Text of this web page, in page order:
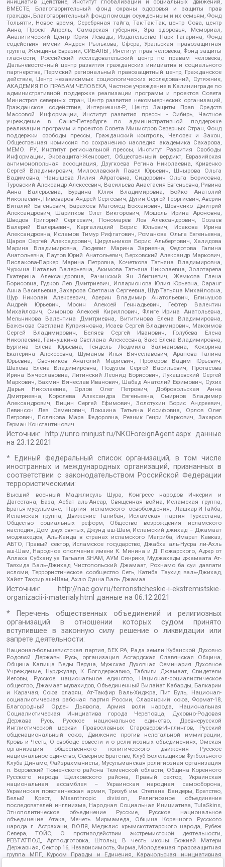
ВМЕСТЕ, Благотворительный фонд охраны здоровья и защиты прав
граждан, Благотворительный фонд помощи осужденным и их семьям, Фонд
Тольятти, Новое время, Серебряная тайга, Так-Так-Так, центр Сова, центр
Анна, Проект Апрель, Самарская губерния, Эра здоровья, Мемориал,
Аналитический Центр Юрия Левады, Издательство Парк Гагарина, Фонд
содействия имени Андрея Рылькова, Сфера, Уральская правозащитная
группа, Женщины Евразии, СИБАЛЬТ, Институт прав человека, Фонд защиты
гласности, Российский исследовательский центр по правам человека,
Дальневосточный центр развития гражданских инициатив и социального
партнерства, Пермский региональный правозащитный центр, Гражданское
действие, Центр независимых социологических исследований, Сутяжник,
АКАДЕМИЯ ПО ПРАВАМ ЧЕЛОВЕКА, Частное учреждение в Калининграде по
административной поддержке реализации программ и проектов Совета
Министров северных стран, Центр развития некоммерческих организаций,
Гражданское содействие, Интернешнл-Р, Центр Защиты Прав Средств
Массовой Информации, Институт развития прессы - Сибирь, Частное
учреждение в Санкт-Петербурге по административной поддержке
реализации программ и проектов Совета Министров Северных Стран, Фонд
поддержки свободы прессы, Гражданский контроль, Человек и Закон,
Общественная комиссия по сохранению наследия академика Сахарова,
МЕМО. РУ, Институт региональной прессы, Институт Развития Свободы
Информации, Экозащита!-Женсовет, Общественный вердикт, Евразийская
антимонопольная ассоциация, Дзугкоева Регина Николаевна, Кривенко
Сергей Владимирович, Милославский Павел Юрьевич, Шнырова Ольга
Вадимовна, Чанышева Лилия Айратовна, Сидорович Ольга Борисовна,
Туровский Александр Алексеевич, Васильева Анастасия Евгеньевна, Ривина
Анна Валерьевна, Бурдина Юлия Владимировна, Бойко Анатолий
Николаевич, Пивоваров Андрей Сергеевич, Дугин Сергей Георгиевич, Аверин
Виталий Евгеньевич, Барахоев Магомед Бекханович, Шевченко Дмитрий
Александрович, Шарипков Олег Викторович, Мошель Ирина Ароновна,
Шведов Григорий Сергеевич, Пономарев Лев Александрович, Созаев
Валерий Валерьевич, Каргалицкий Борис Юльевич, Исакова Ирина
Александровна, Исламов Тимур Рифгатович, Романова Ольга Евгеньевна,
Щаров Сергей Алексадрович, Цирульников Борис Альбертович, Халидова
Марина Владимировна, Людевиг Марина Зариевна, Федотова Галина
Анатольевна, Паутов Юрий Анатольевич, Верховский Александр Маркович,
Пислакова-Паркер Марина Петровна, Кочеткова Татьяна Владимировна,
Чуркина Наталья Валерьевна, Акимова Татьяна Николаевна, Золотарева
Екатерина Александровна, Рачинский Ян Збигневич, Жемкова Елена
Борисовна, Гудков Лев Дмитриевич, Илларионова Юлия Юрьевна, Саранг
Анна Васильевна, Захарова Светлана Сергеевна, Щур Татьяна Михайловна,
Щур Николай Алексеевич, Аверин Владимир Анатольевич, Блинушов
Андрей Юрьевич, Мосин Алексей Геннадьевич, Гефтер Валентин
Михайлович, Симонов Алексей Кириллович, Флиге Ирина Анатольевна,
Мельникова Валентина Дмитриевна, Вититинова Елена Владимировна,
Баженова Светлана Куприяновна, Исаев Сергей Владимирович, Максимов
Сергей Владимирович, Беляев Сергей Иванович, Голубева Елена
Николаевна, Ганнушкина Светлана Алексеевна, Закс Елена Владимировна,
Буртина Елена Юрьевна, Гендель Людмила Залмановна, Кокорина
Екатерина Алексеевна, Шуманов Илья Вячеславович, Арапова Галина
Юрьевна, Свечников Анатолий Мариевич, Прохоров Вадим Юрьевич,
Шахова Елена Владимировна, Подузов Сергей Васильевич, Протасова
Ирина Вячеславовна, Литинский Леонид Борисович, Лукашевский Сергей
Маркович, Бахмин Вячеслав Иванович, Шабад Анатолий Ефимович, Сухих
Дарья Николаевна, Орлов Олег Петрович, Добровольская Анна
Дмитриевна, Королева Александра Евгеньевна, Смирнов Владимир
Александрович, Вицин Сергей Ефимович, Золотухин Борис Андреевич,
Левинсон Лев Семенович, Локшина Татьяна Иосифовна, Орлов Олег
Петрович, Полякова Мара Федоровна, Резник Генри Маркович, Захаров
Герман Константинович
Источник: http://unro.minjust.ru/NKOForeignAgent.aspxданные
на23.12.2021
* Единый федеральный список организаций, в том числе
иностранных и международных организаций, признанных в
соответствии с законодательством Российской Федерации
террористическими:
Высший военный Маджлисуль Шура, Конгресс народов Ичкерии и
Дагестана, База, Асбат аль-Ансар, Священная война, Исламская группа,
Братья-мусульмане, Партия исламского освобождения, Лашкар-И-Тайба,
Исламская группа, Движение Талибан, Исламская партия Туркестана,
Общество социальных реформ, Общество возрождения исламского
наследия, Дом двух святых, Джунд аш-Шам, Исламский джихад – Джамаат
моджахедов, Аль-Каида в странах исламского Магриба, Имарат Кавказ,
АБТО, Правый сектор, Исламское государство, Джабха аль-Нусра ли-Ахль
аш-Шам, Народное ополчение имени К. Минина и Д. Пожарского, Аджр от
Аллаха Субхану уа Тагьаля SHAM, АУМ Синрике, Муджахеды джамаата Ат-
Тавхида Валь-Джихад, Чистопольский Джамаат, Рохнамо ба суи давлати
исломи, Террористическое сообщество Сеть, Катиба Таухид валь-Джихад,
Хайят Тахрир аш-Шам, Ахлю Сунна Валь Джамаа
Источник:
http://nac.gov.ru/terroristicheskie-i-ekstremistskie-
organizacii-i-materialy.html данные на06.12.2021
* Перечень общественных объединений и религиозных
организаций в отношении которых судом принято
вступившее в законную силу решение о ликвидации или
запрете деятельности:
Национал-большевистская партия, ВЕК РА, Рада земли Кубанской Духовно
Родовой Державы Русь, организация Асгардская Славянская Община,
Община Капища Веды Перуна, Мужская Духовная Семинария Духовное
Учреждение, Нурджулар, К Богодержавию, Таблиги Джамаат, Свидетели
Иеговы, Русское национальное единство, Национал-социалистическое
общество, Джамаат мувахидов, Объединенный Вилайат Кабарды, Балкарии
и Карачая, Союз славян, Ат-Такфир Валь-Хиджра, Пит Буль, Национал-
социалистическая рабочая партия России, Славянский союз, Формат-18,
Благородный Орден Дьявола, Армия воли народа, Национальная
Социалистическая Инициатива города Череповца, Духовно-Родовая
Держава Русь, Русское национальное единство, Древнерусской
Инглистической церкви Православных Староверов-Инглингов, Русский
общенациональный союз, Движение против нелегальной иммиграции,
Кровь и Честь, О свободе совести и о религиозных объединениях, Омская
организация общественного политического движения Русское
национальное единство, Северное Братство, Клуб Болельщиков Футбольного
Клуба Динамо, Файзрахманисты, Мусульманская религиозная организация
п. Боровский Тюменского района Тюменской области, Община Коренного
Русского народа Щелковского района, Правый сектор, Украинская
национальная ассамблея – Украинская народная самооборона,
Украинская повстанческая армия, Тризуб им. Степана Бандеры, Братство,
Белый Крест, Misanthropic division, Религиозное объединение
последователей инглиизма, Народная Социальная Инициатива, TulaSkins,
Этнополитическое объединение Русские, Русское национальное
объединение Атака, Мечеть Мирмамеда, Община Коренного Русского
народа г. Астрахани, ВОЛЯ, Меджлис крымскотатарского народа, Рубеж
Севера, ТОЙС, О противодействии экстремистской деятельности,
РЕВТАТПОД, Артподготовка, Штольц, В честь иконы Божией Матери
Державная, Сектор 16, Независимость, Фирма, Молодежная правозащитная
группа МПГ, Курсом Правды и Единения, Каракольская инициативная